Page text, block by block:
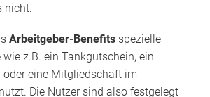
nicht.
Arbeitgeber-Benefits spezielle
z.B. ein Tankgutschein, ein
oder eine Mitgliedschaft im
Die Nutzer sind also festgelegt